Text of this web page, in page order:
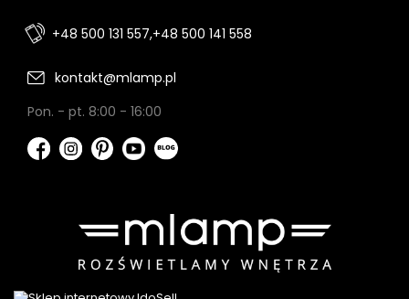
+48 500 131 557,+48 500 141 558
kontakt@mlamp.pl
Pon. - pt. 8:00 - 16:00